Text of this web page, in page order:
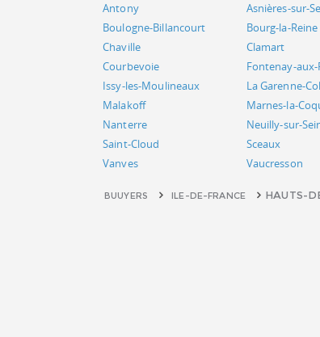
Antony Asnières-sur-
Boulogne-Billancourt
Bourg-la-Reine
Chaville
Clamart
Courbevoie
Fontenay-aux-
Issy-les-Moulineaux
La Garenne-
Malakoff
Marnes-la-
Nanterre
Neuilly-sur-
Saint-Cloud
Sceaux
Vanves
Vaucresson
BUUYERS ILE-DE-FRANCE HAUTS-